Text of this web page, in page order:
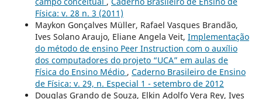
Física: v. 28 n. 3 (2011)
Maykon Gonçalves Müller, Rafael Vasques Brandão,
Ives Solano Araujo, Eliane Angela Veit, Implementação
do método de ensino Peer Instruction com o auxílio
dos computadores do projeto “UCA” em aulas de
Física do Ensino Médio , Caderno Brasileiro de Ensino
de Física: v. 29, n. Especial 1 - setembro de 2012
Douglas Grando de Souza, Elkin Adolfo Vera Rey, Ives